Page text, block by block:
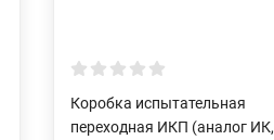
Коробка испытательная
переходная ИКП (аналог ИК,